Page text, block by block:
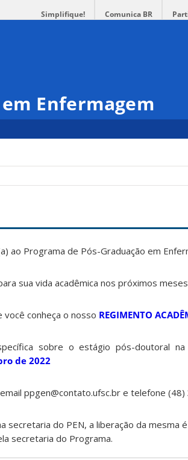
Simplifique! Comunica BR
Enfermagem
ao Programa de Pós-Graduação em
sua vida acadêmica nos próximos
conheça o nosso REGIMENTO
sobre o estágio pós-doutoral na
de 2022
ppgen@contato.ufsc.br e telefone
secretaria do PEN, a liberação da mesma
secretaria do Programa.